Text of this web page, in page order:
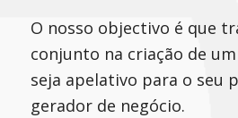
O nosso objectivo é que
conjunto na criação de
seja apelativo para o seu
gerador de negócio.